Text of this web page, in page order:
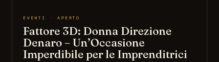
EVENTI · APERTO
Fattore 3D: Donna Direzione
Denaro – Un’Occasione
Imperdibile per le Imprenditrici